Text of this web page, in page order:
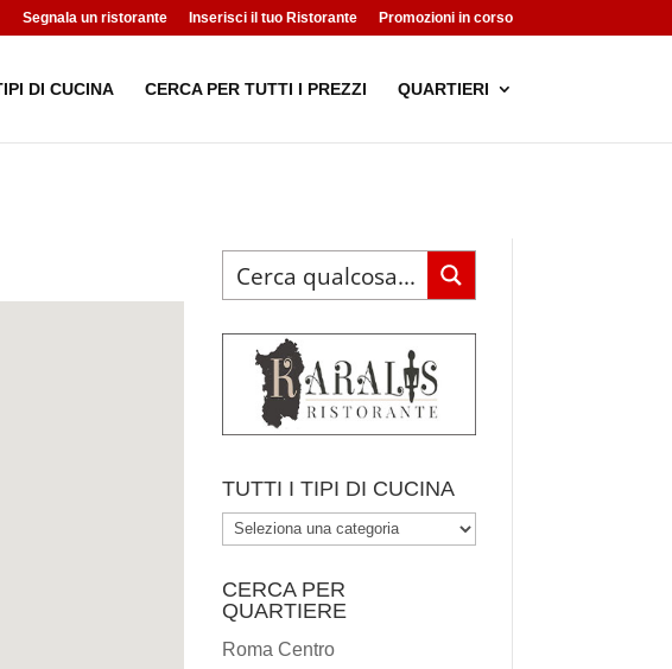
Segnala un ristorante Inserisci il tuo Ristorante Promozioni in corso
DI CUCINA CERCA PER TUTTI I PREZZI QUARTIERI
TUTTI I TIPI DI CUCINA
TUTTI
TIPI
DI
CUCINA
CERCA PER
QUARTIERE
Roma Centro